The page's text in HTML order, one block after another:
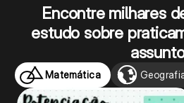
Encontre milhares
estudo sobre
Matemática